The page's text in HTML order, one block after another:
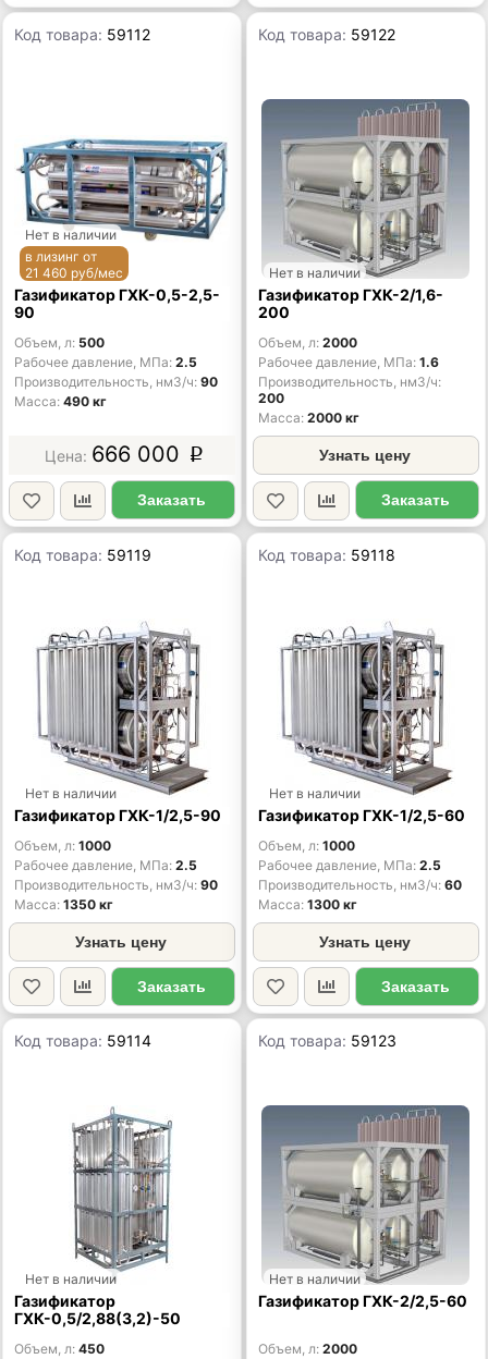
Код товара: 59112
Нет в наличии
в лизинг от
21 460 руб/мес
Газификатор ГХК-0,5-2,5-
90
Объем, л 500
Рабочее давление, МПа 2.5
Производительность, нм3/ч 90
Масса 490 кг
666 000 p
Заказать
Код товара: 59122
Нет в наличии
Газификатор ГХК-2/1,6-
200
Объем, л 2000
Рабочее давление, МПа 1.6
Производительность, нм3/ч
200
Масса 2000 кг
Узнать цену
Заказать
Код товара: 59119
Нет в наличии
Газификатор ГХК-1/2,5-90
Объем, л 1000
Рабочее давление, МПа 2.5
Производительность, нм3/ч 90
Масса 1350 кг
Узнать цену
Заказать
Код товара: 59118
Нет в наличии
Газификатор ГХК-1/2,5-60
Объем, л 1000
Рабочее давление, МПа 2.5
Производительность, нм3/ч 60
Масса 1300 кг
Узнать цену
Заказать
Код товара: 59114
Нет в наличии
Газификатор
ГХК-0,5/2,88(3,2)-50
Объем, л 450
Код товара: 59123
Нет в наличии
Газификатор ГХК-2/2,5-60
Объем, л 2000